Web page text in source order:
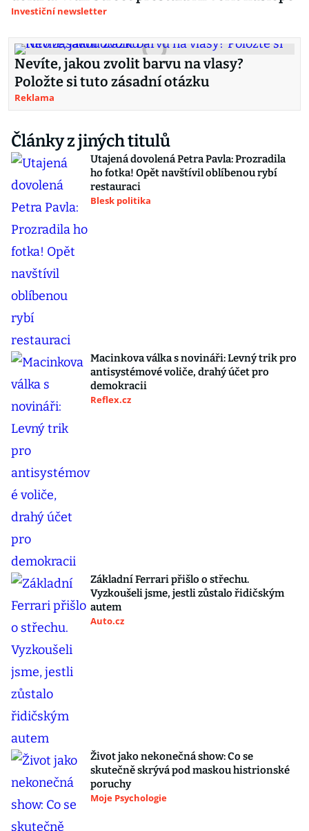
Investiční newsletter
Nevíte, jakou zvolit barvu na vlasy?
Položte si tuto zásadní otázku
Reklama
Články z jiných titulů
Utajená dovolená Petra Pavla: Prozradila
ho fotka! Opět navštívil oblíbenou rybí
restauraci
Blesk politika
Macinkova válka s novináři: Levný trik pro
antisystémové voliče, drahý účet pro
demokracii
Reflex.cz
Základní Ferrari přišlo o střechu.
Vyzkoušeli jsme, jestli zůstalo řidičským
autem
Auto.cz
Život jako nekonečná show: Co se
skutečně skrývá pod maskou histrionské
poruchy
Moje Psychologie